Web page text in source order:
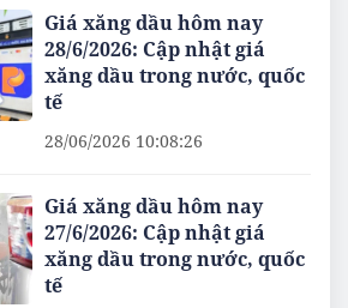
Giá xăng dầu hôm nay
28/6/2026: Cập nhật giá
xăng dầu trong nước, quốc
tế
28/06/2026 10:08:26
Giá xăng dầu hôm nay
27/6/2026: Cập nhật giá
xăng dầu trong nước, quốc
tế